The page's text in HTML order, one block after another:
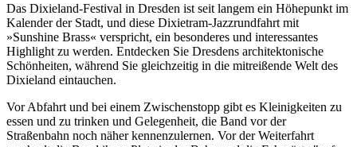
Das Dixieland-Festival in Dresden ist seit langem ein Höhepunkt im
Kalender der Stadt, und diese Dixietram-Jazzrundfahrt mit
»Sunshine Brass« verspricht, ein besonderes und interessantes
Highlight zu werden. Entdecken Sie Dresdens architektonische
Schönheiten, während Sie gleichzeitig in die mitreißende Welt des
Dixieland eintauchen.
Vor Abfahrt und bei einem Zwischenstopp gibt es Kleinigkeiten zu
essen und zu trinken und Gelegenheit, die Band vor der
Straßenbahn noch näher kennenzulernen. Vor der Weiterfahrt